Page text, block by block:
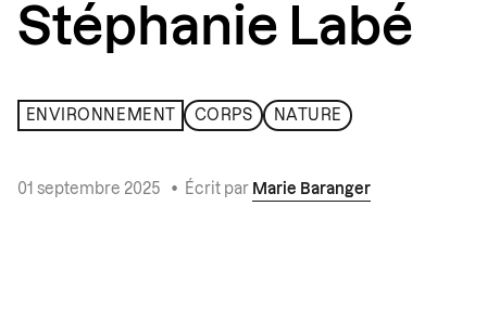
Stéphanie Labé
ENVIRONNEMENT CORPS NATURE
01 septembre 2025 • Écrit par Marie Baranger